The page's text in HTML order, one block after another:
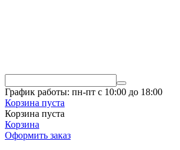
График работы: пн-пт с 10:00 до 18:00
Корзина пуста
Корзина пуста
Корзина
Оформить заказ